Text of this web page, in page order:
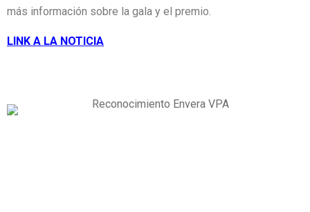
más información sobre la gala y el premio.
LINK A LA NOTICIA